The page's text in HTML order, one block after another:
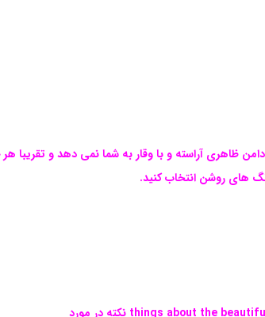
ظاهری آراسته و با وقار به شما نمی دهد و تقریبا
های روشن انتخاب کنید.